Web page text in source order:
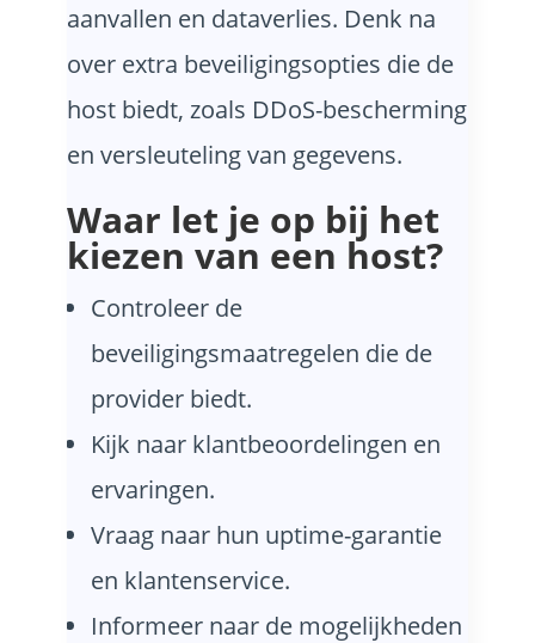
aanvallen en dataverlies. Denk na
over extra beveiligingsopties die de
host biedt, zoals DDoS-bescherming
en versleuteling van gegevens.
Waar let je op bij het
kiezen van een host?
Controleer de
beveiligingsmaatregelen die de
provider biedt.
Kijk naar klantbeoordelingen en
ervaringen.
Vraag naar hun uptime-garantie
en klantenservice.
Informeer naar de mogelijkheden